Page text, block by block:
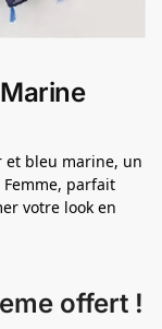
et bleu marine, un
parfait
votre look en
offert !